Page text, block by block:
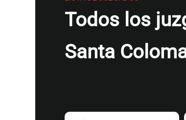
Todos los
Santa